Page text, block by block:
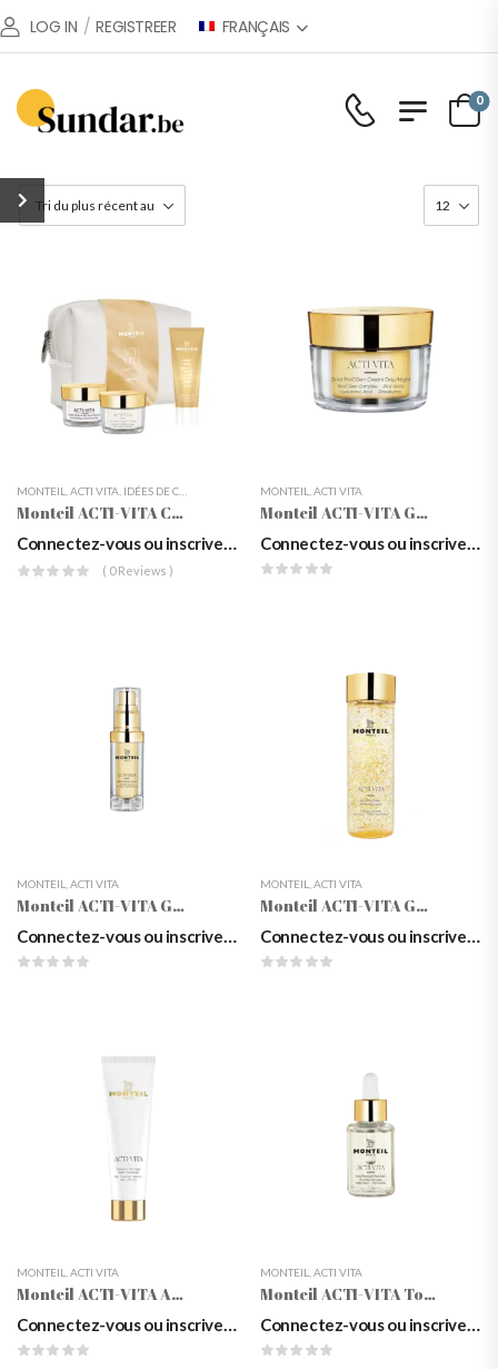
LOG IN / REGISTREER FRANÇAIS
0
MONTEIL ACTI VITA IDÉES DE CADEAUX
Monteil ACTI-VITA Care Set
Connectez-vous ou inscrivez-vous pour voir les prix
( 0 Reviews )
MONTEIL ACTI VITA
Monteil ACTI-VITA Gold ProCGen Creme Day/Night
Connectez-vous ou inscrivez-vous pour voir les prix
MONTEIL ACTI VITA
Monteil ACTI-VITA Gold ProCGen Serum
Connectez-vous ou inscrivez-vous pour voir les prix
MONTEIL ACTI VITA
Monteil ACTI-VITA Gold ProCGen Softening Lotion, 150 Ml
Connectez-vous ou inscrivez-vous pour voir les prix
MONTEIL ACTI VITA
Monteil ACTI-VITA Anti-Aging Hand Treatment, 100 Ml
Connectez-vous ou inscrivez-vous pour voir les prix
MONTEIL ACTI VITA
Monteil ACTI-VITA Total Face Lift ProCGen, 30ml
Connectez-vous ou inscrivez-vous pour voir les prix